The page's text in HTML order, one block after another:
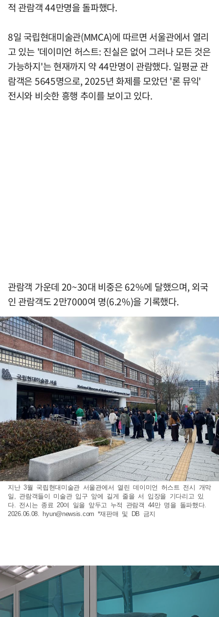
적 관람객 44만명을 돌파했다.
8일 국립현대미술관(MMCA)에 따르면 서울관에서 열리
고 있는 '데이미언 허스트: 진실은 없어 그러나 모든 것은
가능하지'는 현재까지 약 44만명이 관람했다. 일평균 관
람객은 5645명으로, 2025년 화제를 모았던 '론 뮤익'
전시와 비슷한 흥행 추이를 보이고 있다.
관람객 가운데 20~30대 비중은 62%에 달했으며, 외국
인 관람객도 2만7000여 명(6.2%)을 기록했다.
지난 3월 국립현대미술관 서울관에서 열린 데이미언 허스트 전시 개막
일, 관람객들이 미술관 입구 앞에 길게 줄을 서 입장을 기다리고 있
다. 전시는 종료 20여 일을 앞두고 누적 관람객 44만 명을 돌파했다.
2026.06.08. hyun@newsis.com *재판매 및 DB 금지